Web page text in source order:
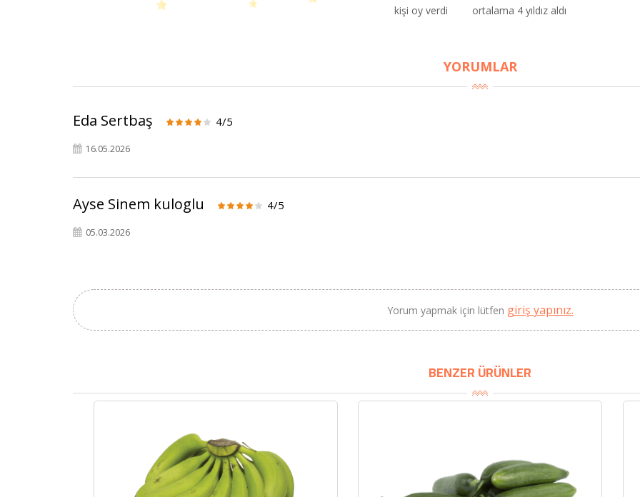
kişi oy verdi ortalama 4 yıldız aldı
YORUMLAR
Eda Sertbaş 4/5
16.05.2026
Ayse Sinem kuloglu 4/5
05.03.2026
Yorum yapmak için lütfen giriş yapınız.
BENZER ÜRÜNLER